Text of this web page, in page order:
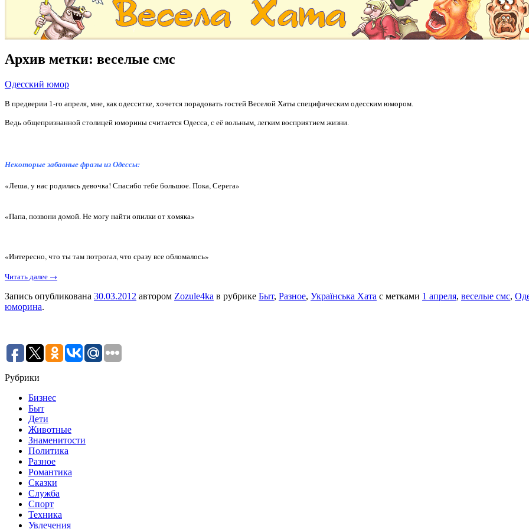
Архив метки: веселые смс
Одесский юмор
В предверии 1-го апреля, мне, как одесситке, хочется порадовать гостей Веселой Хаты специфическим одесским юмором.
Ведь общепризнанной столицей юморины считается Одесса, с её вольным, легким восприятием жизни.
Некоторые забавные фразы из Одессы:
«Леша, у нас родилась девочка! Спасибо тебе большое. Пока, Серега»
«Папа, позвони домой. Не могу найти опилки от хомяка»
«Интересно, что ты там потрогал, что сразу все обломалось»
Читать далее →
Запись опубликована 30.03.2012 автором Zozule4ka в рубрике Быт, Разное, Українська Хата с метками 1 апреля, веселые смс,
юморина.
Рубрики
Бизнес
Быт
Дети
Животные
Знаменитости
Политика
Разное
Романтика
Сказки
Служба
Спорт
Техника
Увлечения